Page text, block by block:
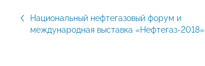
Национальный нефтегазовый форум и
международная выставка «Нефтегаз-2018»